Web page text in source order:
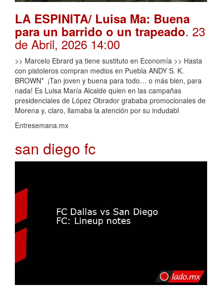
LA ESPINITA/ Luisa Ma: Buena
para un barrido o un trapeado. 23
de Abril, 2026 14:00
>> Marcelo Ebrard ya tiene sustituto en Economía >> Hasta
con pistoleros compran medios en Puebla ANDY S. K.
BROWN* ¡Tan joven y buena para todo… o más bien, para
nada! Es Luisa María Alcalde quien en las campañas
presidenciales de López Obrador grababa promocionales de
Morena y, claro, llamaba la atención por su indudabl
Entresemana.mx
san diego fc